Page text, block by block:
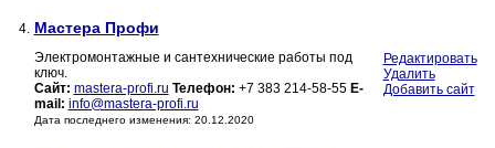
4. Мастера Профи
Электромонтажные и сантехнические работы под
ключ.
Сайт: mastera-profi.ru Телефон: +7 383 214-58-55 E-
mail: info@mastera-profi.ru
Дата последнего изменения: 20.12.2020
Редактировать
Удалить
Добавить сайт